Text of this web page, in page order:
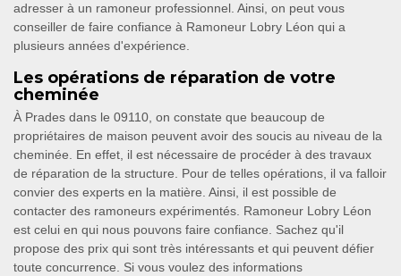
adresser à un ramoneur professionnel. Ainsi, on peut vous
conseiller de faire confiance à Ramoneur Lobry Léon qui a
plusieurs années d'expérience.
Les opérations de réparation de votre
cheminée
À Prades dans le 09110, on constate que beaucoup de
propriétaires de maison peuvent avoir des soucis au niveau de la
cheminée. En effet, il est nécessaire de procéder à des travaux
de réparation de la structure. Pour de telles opérations, il va falloir
convier des experts en la matière. Ainsi, il est possible de
contacter des ramoneurs expérimentés. Ramoneur Lobry Léon
est celui en qui nous pouvons faire confiance. Sachez qu'il
propose des prix qui sont très intéressants et qui peuvent défier
toute concurrence. Si vous voulez des informations